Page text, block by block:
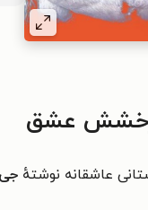
عشق
عاشقانه نوشتهٔ